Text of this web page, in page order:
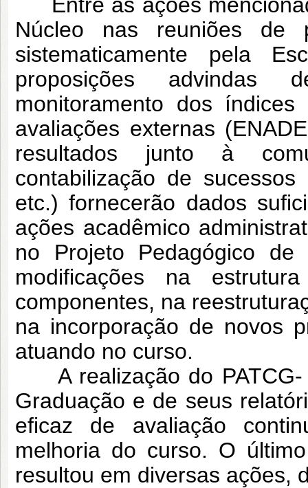
Núcleo nas reuniões de
sistematicamente pela
proposições advindas
monitoramento dos
avaliações externas
resultados junto à
contabilização de
etc.) fornecerão dados
ações acadêmico
no Projeto Pedagógico de
modificações na
componentes, na
na incorporação de novos
atuando no curso.
A realização do PATCG-
Graduação e de seus
eficaz de avaliação
melhoria do curso. O
resultou em diversas ações,